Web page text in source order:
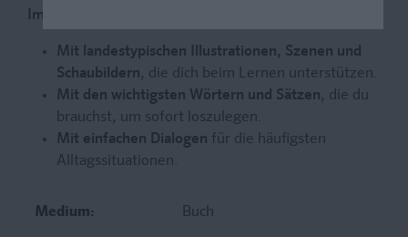
Im Handumdrehen Spanisch sprechen
Mit landestypischen Illustrationen, Szenen und
Schaubildern, die dich beim Lernen unterstützen.
Mit den wichtigsten Wörtern und Sätzen, die du
brauchst, um sofort loszulegen.
Mit einfachen Dialogen für die häufigsten
Alltagssituationen.
Medium: Buch